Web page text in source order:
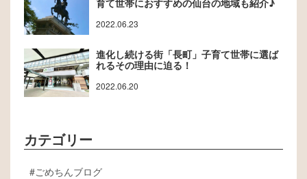
2022.06.23
進化し続ける街「長町」子育て世帯に選ば
れるその理由に迫る！
2022.06.20
カテゴリー
ごめちんブログ